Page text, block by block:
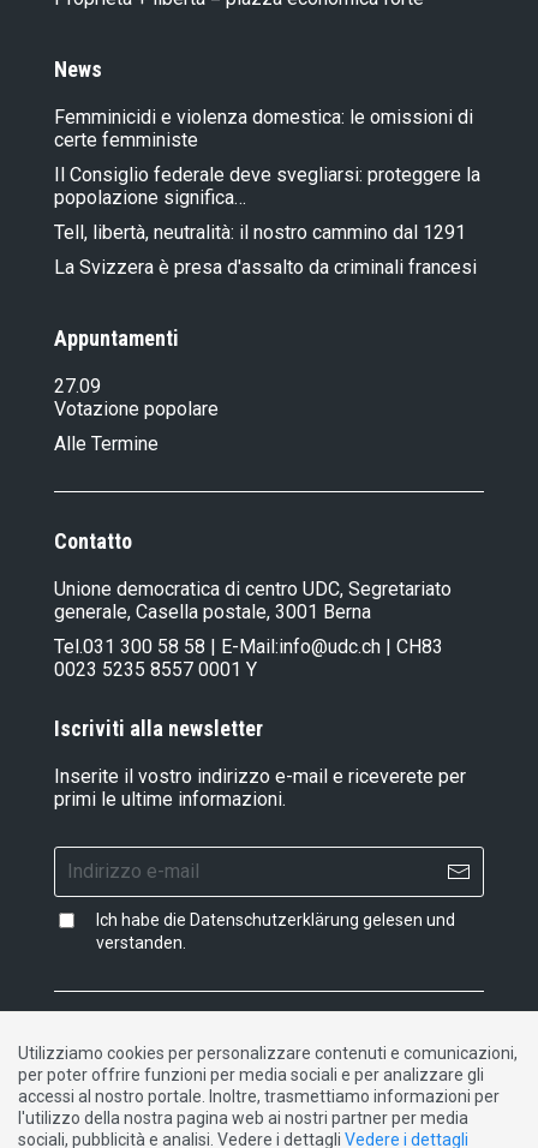
News
Femminicidi e violenza domestica: le omissioni di
certe femministe
Il Consiglio federale deve svegliarsi: proteggere la
popolazione significa…
Tell, libertà, neutralità: il nostro cammino dal 1291
La Svizzera è presa d'assalto da criminali francesi
Appuntamenti
27.09
Votazione popolare
Alle Termine
Contatto
Unione democratica di centro UDC, Segretariato
generale, Casella postale, 3001 Berna
Tel.031 300 58 58 | E-Mail:info@udc.ch | CH83
0023 5235 8557 0001 Y
Iscriviti alla newsletter
Inserite il vostro indirizzo e-mail e riceverete per
primi le ultime informazioni.
Ich habe die Datenschutzerklärung gelesen und
verstanden.
Contatto
DE FR IT
Utilizziamo cookies per personalizzare contenuti e comunicazioni,
per poter offrire funzioni per media sociali e per analizzare gli
accessi al nostro portale. Inoltre, trasmettiamo informazioni per
l'utilizzo della nostra pagina web ai nostri partner per media
sociali, pubblicità e analisi. Vedere i dettagli Vedere i dettagli